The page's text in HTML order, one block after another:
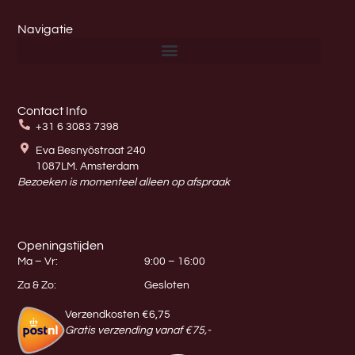
Navigatie
Contact Info
+31 6 3083 7398
Eva Besnyöstraat 240
1087LM. Amsterdam
Bezoeken is momenteel alleen op afspraak
Openingstijden
Ma – Vr: 9:00 – 16:00
Za & Zo: Gesloten
Verzendkosten €6,75
Gratis verzending vanaf €75,-